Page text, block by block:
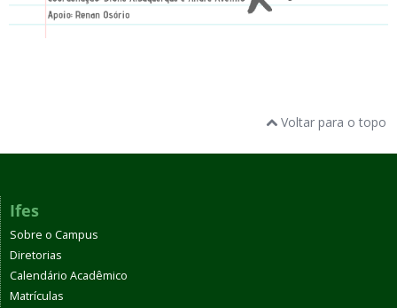
Voltar para o topo
Ifes
Sobre o Campus
Diretorias
Calendário Acadêmico
Matrículas